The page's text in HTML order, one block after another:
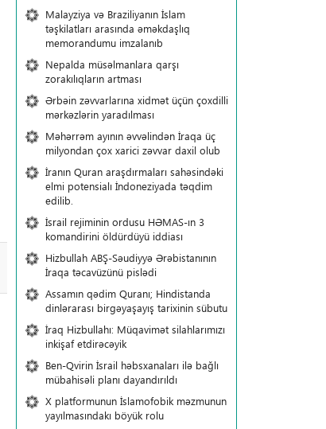
Malayziya və Braziliyanın İslam
təşkilatları arasında əməkdaşlıq
memorandumu imzalanıb
Nepalda müsəlmanlara qarşı
zorakılıqların artması
Ərbəin zəvvarlarına xidmət üçün çoxdilli
mərkəzlərin yaradılması
Məhərrəm ayının əvvəlindən İraqa üç
milyondan çox xarici zəvvar daxil olub
İranın Quran araşdırmaları sahəsindəki
elmi potensialı İndoneziyada təqdim
edilib.
İsrail rejiminin ordusu HƏMAS-ın 3
komandirini öldürdüyü iddiası
Hizbullah ABŞ-Səudiyyə Ərəbistanının
İraqa təcavüzünü pislədi
Assamın qədim Quranı; Hindistanda
dinlərarası birgəyaşayış tarixinin sübutu
İraq Hizbullahı: Müqavimət silahlarımızı
inkişaf etdirəcəyik
Ben-Qvirin İsrail həbsxanaları ilə bağlı
mübahisəli planı dayandırıldı
X platformunun İslamofobik məzmunun
yayılmasındakı böyük rolu